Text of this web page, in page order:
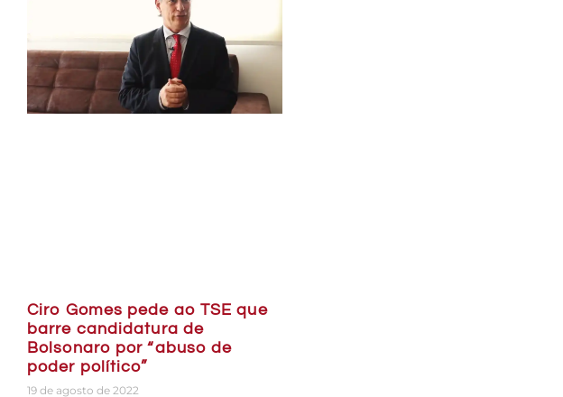
Ciro Gomes pede ao TSE que
barre candidatura de
Bolsonaro por “abuso de
poder político”
19 de agosto de 2022